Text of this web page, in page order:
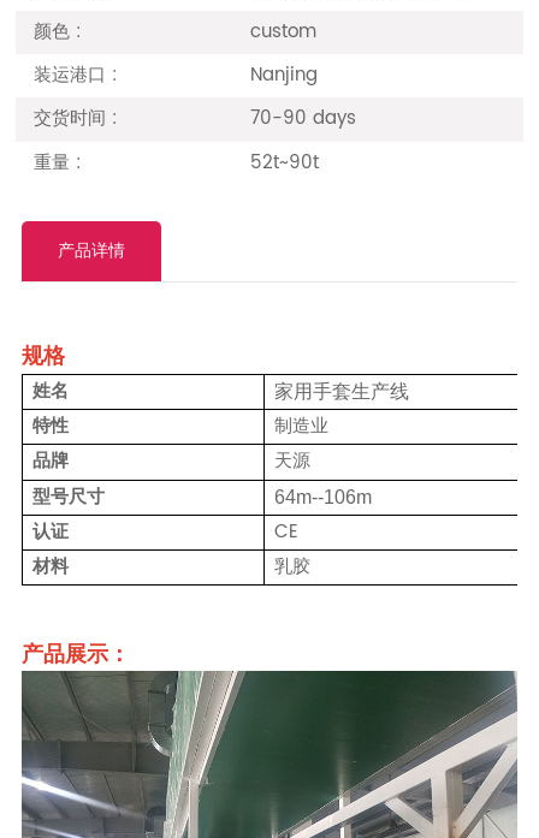
颜色 :
custom
装运港口 :
Nanjing
交货时间 :
70-90 days
重量 :
52t~90t
产品详情
规格
姓名 家用手套生产线
特性
制造业
品牌
天源
型号尺寸
64m--106m
认证
CE
材料
乳胶
产品展示：